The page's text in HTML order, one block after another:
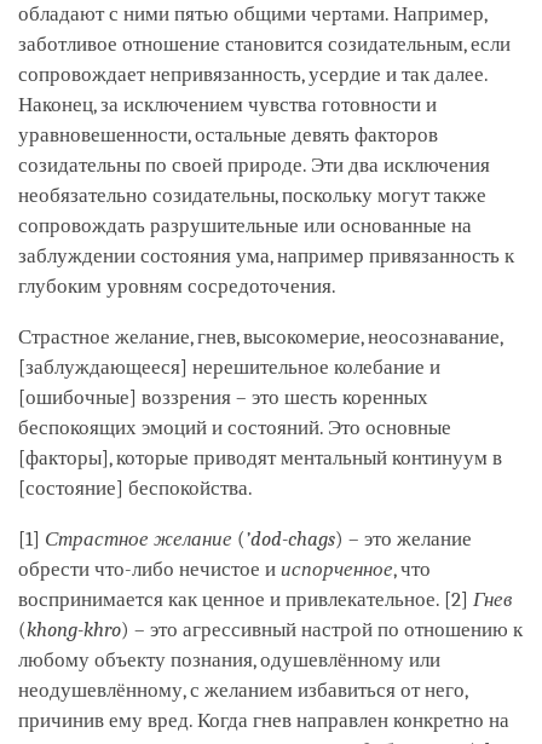
обладают с ними пятью общими чертами. Например,
заботливое отношение становится созидательным, если
сопровождает непривязанность, усердие и так далее.
Наконец, за исключением чувства готовности и
уравновешенности, остальные девять факторов
созидательны по своей природе. Эти два исключения
необязательно созидательны, поскольку могут также
сопровождать разрушительные или основанные на
заблуждении состояния ума, например привязанность к
глубоким уровням сосредоточения.
Страстное желание, гнев, высокомерие, неосознавание,
[заблуждающееся] нерешительное колебание и
[ошибочные] воззрения – это шесть коренных
беспокоящих эмоций и состояний. Это основные
[факторы], которые приводят ментальный континуум в
[состояние] беспокойства.
[1] Страстное желание (’dod-chags) – это желание
обрести что-либо нечистое и испорченное, что
воспринимается как ценное и привлекательное. [2] Гнев
(khong-khro) – это агрессивный настрой по отношению к
любому объекту познания, одушевлённому или
неодушевлённому, с желанием избавиться от него,
причинив ему вред. Когда гнев направлен конкретно на